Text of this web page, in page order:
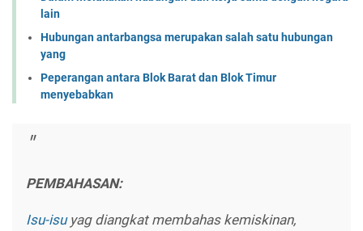
lain
Hubungan antarbangsa merupakan salah satu hubungan
yang
Peperangan antara Blok Barat dan Blok Timur
menyebabkan
PEMBAHASAN:
Isu-isuyag diangkat membahas kemiskinan,